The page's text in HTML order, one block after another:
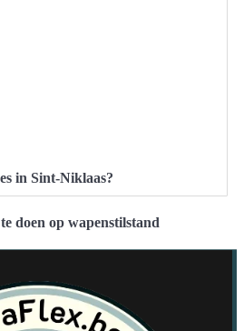
in Sint-Niklaas?
doen op wapenstilstand